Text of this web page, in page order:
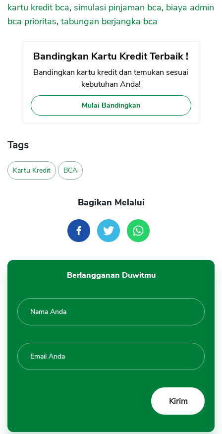
kartu kredit bca, simulasi pinjaman bca, biaya admin
bca prioritas, tabungan berjangka bca
Bandingkan Kartu Kredit Terbaik !
Bandingkan kartu kredit dan temukan sesuai
kebutuhan Anda!
Mulai Bandingkan
Tags
Kartu Kredit BCA
Bagikan Melalui
Berlangganan Duwitmu